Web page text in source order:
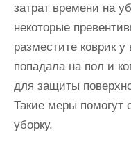
затрат времени на
некоторые
разместите коврик
попадала на пол и
для защиты
Такие меры помогут
уборку.